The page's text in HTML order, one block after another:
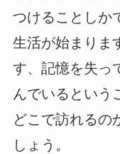
つけることしか
生活が始まりま
す、記憶を失っ
んでいるとい
どこで訪れるの
しょう。